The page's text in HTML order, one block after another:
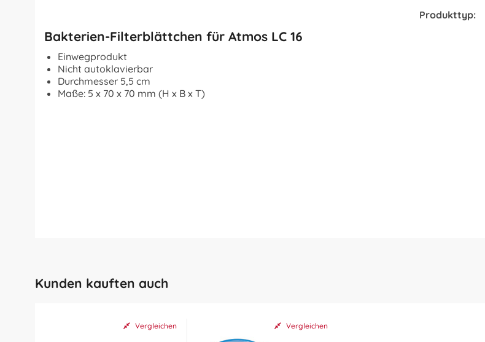
Bakterien-Filterblättchen für Atmos LC 16
Einwegprodukt
Nicht autoklavierbar
Durchmesser 5,5 cm
Maße: 5 x 70 x 70 mm (H x B x T)
Produkttyp:
Kunden kauften auch
Vergleichen Vergleichen